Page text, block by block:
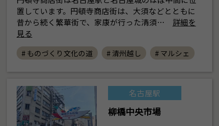
置しています。円頓寺商店街は、大須などとともに
昔から続く繁華街で、家康が行った清須…
詳細を
見る
# ものづくり文化の道 # 清州越し # マルシェ
名古屋駅
柳橋中央市場